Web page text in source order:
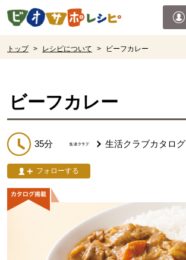
ページの先頭です。
トップ > レシピについて > ビーフカレー
ビーフカレー
35分 生活クラブカタログ
フォローする